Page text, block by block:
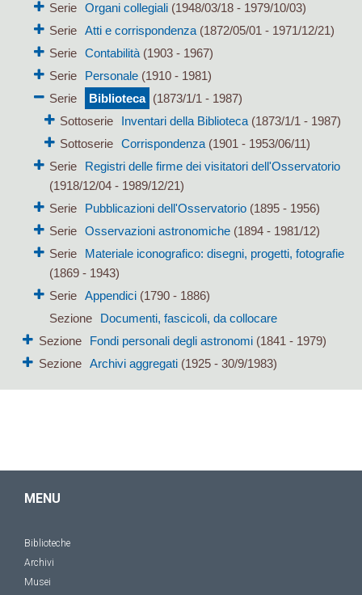
Serie Organi collegiali(1948/03/18 - 1979/10/03)
Serie Atti e corrispondenza(1872/05/01 - 1971/12/21)
Serie Contabilità(1903 - 1967)
Serie
Personale(1910 - 1981)
Serie
Biblioteca (1873/1/1 - 1987)
Sottoserie
Inventari della Biblioteca (1873/1/1 - 1987)
Sottoserie
Corrispondenza (1901 - 1953/06/11)
Serie
Registri delle firme dei visitatori dell'Osservatorio
(1918/12/04 - 1989/12/21)
Serie
Pubblicazioni dell'Osservatorio(1895 - 1956)
Serie Osservazioni astronomiche(1894 - 1981/12)
Serie
Materiale iconografico: disegni, progetti, fotografie
(1869 - 1943)
Serie Appendici(1790 - 1886)
Sezione
Documenti, fascicoli, da collocare
Sezione
Fondi personali degli astronomi(1841 - 1979)
Sezione
Archivi aggregati(1925 - 30/9/1983)
MENU
Biblioteche
Archivi
Musei